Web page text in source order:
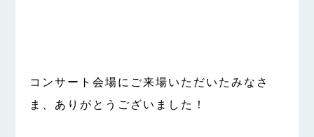
コンサート会場にご来場いただいたみなさ
ま、ありがとうございました！